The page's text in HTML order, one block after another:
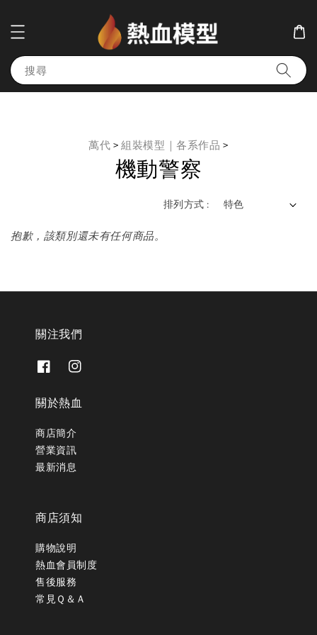
搜尋
萬代 >組裝模型｜各系作品>
機動警察
排列方式 :
抱歉，該類別還未有任何商品。
關注我們
關於熱血
商店簡介
營業資訊
最新消息
商店須知
購物說明
熱血會員制度
售後服務
常見Ｑ＆Ａ